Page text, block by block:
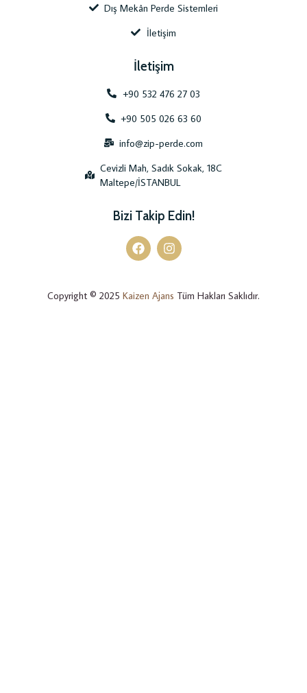
Dış Mekân Perde Sistemleri
İletişim
İletişim
+90 532 476 27 03
+90 505 026 63 60
info@zip-perde.com
Cevizli Mah, Sadık Sokak, 18C
Maltepe/İSTANBUL
Bizi Takip Edin!
Copyright © 2025 Kaizen Ajans Tüm Hakları Saklıdır.